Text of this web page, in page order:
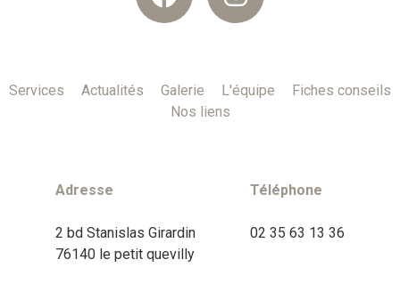
Services Actualités Galerie L'équipe
Fiches conseils
Nos liens
Adresse
2 bd Stanislas Girardin
76140 le petit quevilly
Téléphone
02 35 63 13 36